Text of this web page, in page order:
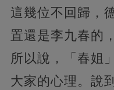
這幾位不回歸，
置還是李九春的
所以說，「春姐
大家的心理。說